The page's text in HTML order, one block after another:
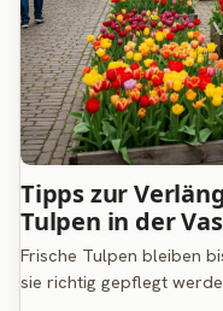
Tipps zur
Tulpen in der
Frische Tulpen bleiben
sie richtig gepflegt